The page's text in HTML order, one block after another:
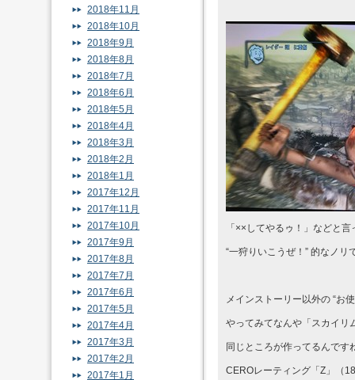
「××してやるゥ！」などと
“一狩りいこうぜ！” 的なノ
メインストーリー以外の “お
やってみてなんや「スカイリ
同じところが作ってるんです
CEROレーティング「Z」（
2018年11月
2018年10月
2018年9月
2018年8月
2018年7月
2018年6月
2018年5月
2018年4月
2018年3月
2018年2月
2018年1月
2017年12月
2017年11月
2017年10月
2017年9月
2017年8月
2017年7月
2017年6月
2017年5月
2017年4月
2017年3月
2017年2月
2017年1月